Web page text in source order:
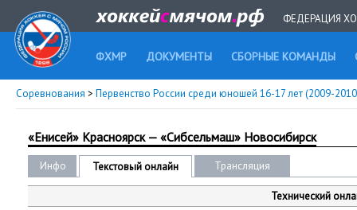
ФЕДЕРАЦИЯ
ФХМР ДОКУМЕНТЫ СБОРНЫЕ КОМАНДЫ
Соревнования > Первенство России среди юношей 16-17 лет (2009-
«Енисей» Красноярск — «Сибсельмаш» Новосибирск
Инфо Текстовый онлайн Трансляция
Технический